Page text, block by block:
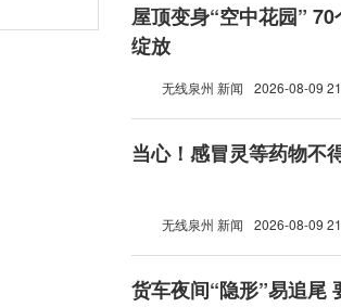
屋顶变身“空中花园”
绽放
无线泉州 新闻 2026-08-09
当心！感冒灵等药物不
无线泉州 新闻 2026-08-09
货车夜间“隐形”易追尾